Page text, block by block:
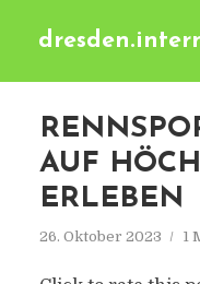
AUF
ERLEBEN
26. Oktober 2023 1